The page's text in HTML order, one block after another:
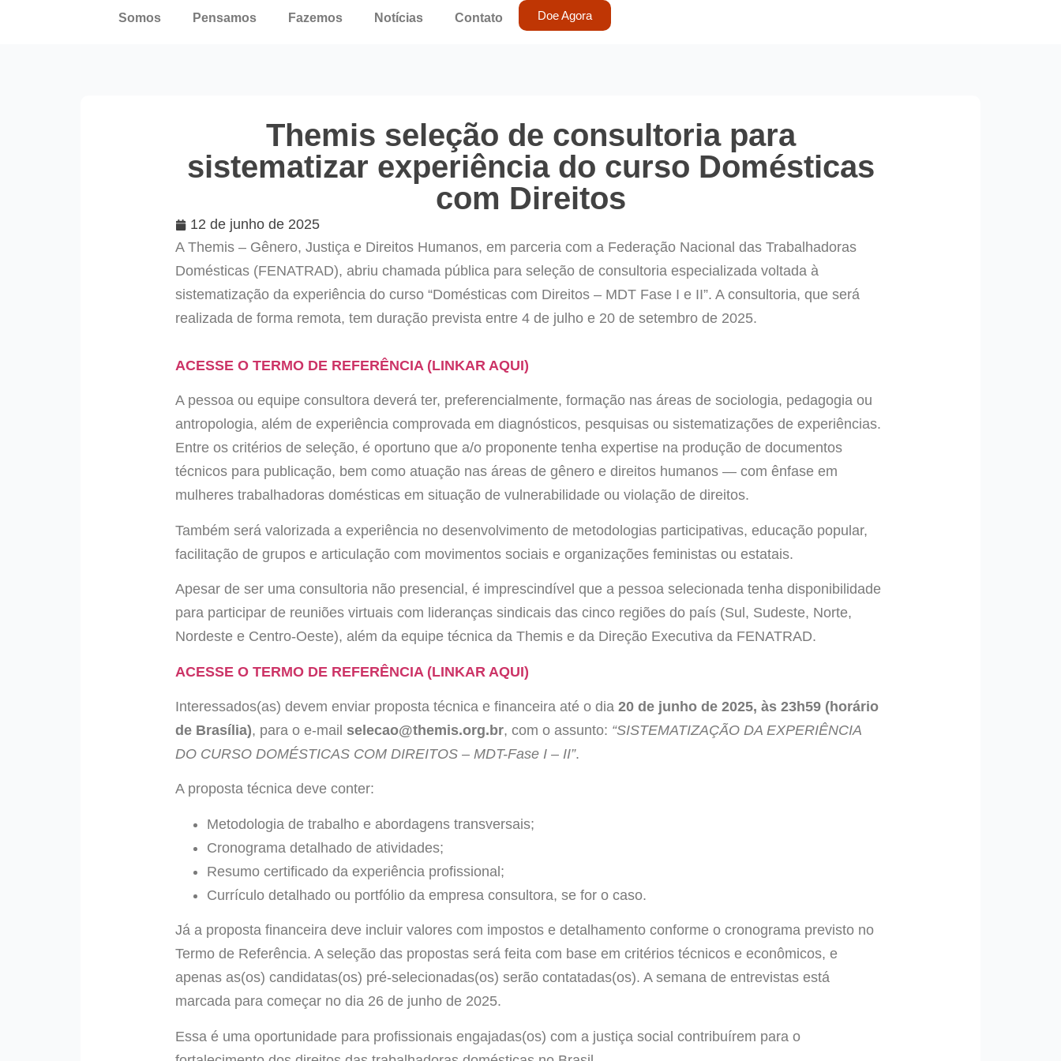
Somos Pensamos Fazemos Notícias Contato Doe Agora
Themis seleção de consultoria para
sistematizar experiência do curso Domésticas
com Direitos
12 de junho de 2025
A Themis – Gênero, Justiça e Direitos Humanos, em parceria com a Federação Nacional das Trabalhadoras
Domésticas (FENATRAD), abriu chamada pública para seleção de consultoria especializada voltada à
sistematização da experiência do curso “Domésticas com Direitos – MDT Fase I e II”. A consultoria, que será
realizada de forma remota, tem duração prevista entre 4 de julho e 20 de setembro de 2025.
ACESSE O TERMO DE REFERÊNCIA (LINKAR AQUI)
A pessoa ou equipe consultora deverá ter, preferencialmente, formação nas áreas de sociologia, pedagogia ou
antropologia, além de experiência comprovada em diagnósticos, pesquisas ou sistematizações de experiências.
Entre os critérios de seleção, é oportuno que a/o proponente tenha expertise na produção de documentos
técnicos para publicação, bem como atuação nas áreas de gênero e direitos humanos — com ênfase em
mulheres trabalhadoras domésticas em situação de vulnerabilidade ou violação de direitos.
Também será valorizada a experiência no desenvolvimento de metodologias participativas, educação popular,
facilitação de grupos e articulação com movimentos sociais e organizações feministas ou estatais.
Apesar de ser uma consultoria não presencial, é imprescindível que a pessoa selecionada tenha disponibilidade
para participar de reuniões virtuais com lideranças sindicais das cinco regiões do país (Sul, Sudeste, Norte,
Nordeste e Centro-Oeste), além da equipe técnica da Themis e da Direção Executiva da FENATRAD.
ACESSE O TERMO DE REFERÊNCIA (LINKAR AQUI)
Interessados(as) devem enviar proposta técnica e financeira até o dia 20 de junho de 2025, às 23h59 (horário
de Brasília), para o e-mail selecao@themis.org.br, com o assunto: “SISTEMATIZAÇÃO DA EXPERIÊNCIA
DO CURSO DOMÉSTICAS COM DIREITOS – MDT-Fase I – II”.
A proposta técnica deve conter:
Metodologia de trabalho e abordagens transversais;
Cronograma detalhado de atividades;
Resumo certificado da experiência profissional;
Currículo detalhado ou portfólio da empresa consultora, se for o caso.
Já a proposta financeira deve incluir valores com impostos e detalhamento conforme o cronograma previsto no
Termo de Referência. A seleção das propostas será feita com base em critérios técnicos e econômicos, e
apenas as(os) candidatas(os) pré-selecionadas(os) serão contatadas(os). A semana de entrevistas está
marcada para começar no dia 26 de junho de 2025.
Essa é uma oportunidade para profissionais engajadas(os) com a justiça social contribuírem para o